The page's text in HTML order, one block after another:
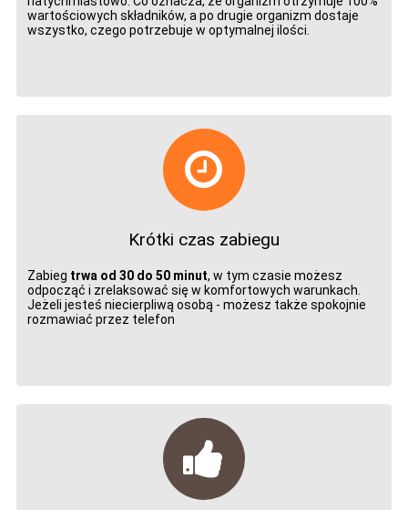
wartościowych składników, a po drugie organizm dostaje
wszystko, czego potrzebuje w optymalnej ilości.
Krótki czas zabiegu
Zabieg trwa od 30 do 50 minut, w tym czasie możesz
odpocząć i zrelaksować się w komfortowych warunkach.
Jeżeli jesteś niecierpliwą osobą - możesz także spokojnie
rozmawiać przez telefon